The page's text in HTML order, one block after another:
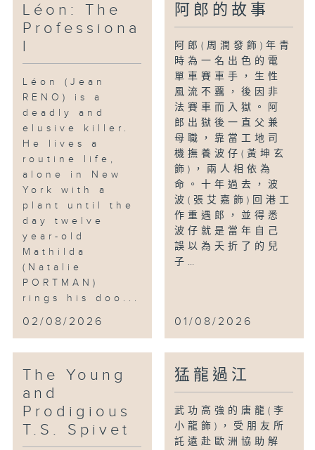
Léon: The
Professiona
l
Léon (Jean
RENO) is a
deadly and
elusive killer.
He lives a
routine life,
alone in New
York with a
plant until the
day twelve
year-old
Mathilda
(Natalie
PORTMAN)
rings his doo...
02/08/2026
阿郎的故事
阿郎(周潤發飾)年青
時為一名出色的電
單車賽車手，生性
風流不覊，後因非
法賽車而入獄。阿
郎出獄後一直父兼
母職，靠當工地司
機撫養波仔(黃坤玄
飾)，兩人相依為
命。十年過去，波
波(張艾嘉飾)回港工
作重遇郎，並得悉
波仔就是當年自己
誤以為夭折了的兒
子…
01/08/2026
The Young
and
Prodigious
T.S. Spivet
猛龍過江
武功高強的唐龍(李
小龍飾)，受朋友所
託遠赴歐洲協助解